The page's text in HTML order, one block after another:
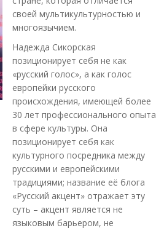
своей мультикультурностью и
многоязычием.
Надежда Сикорская
позиционирует себя не как
«русский голос», а как голос
европейки русского
происхождения, имеющей более
30 лет профессионального опыта
в сфере культуры. Она
позиционирует себя как
культурного посредника между
русскими и европейскими
традициями; название её блога
«Русский акцент» отражает эту
суть – акцент является не
языковым барьером, не